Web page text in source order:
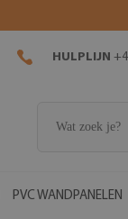
HULPLIJN
PVC WANDPANELEN